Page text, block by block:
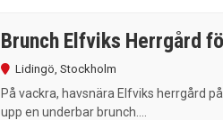
Brunch Elfviks Herrgård
Lidingö Stockholm
På vackra, havsnära Elfviks herrgård
upp en underbar brunch....